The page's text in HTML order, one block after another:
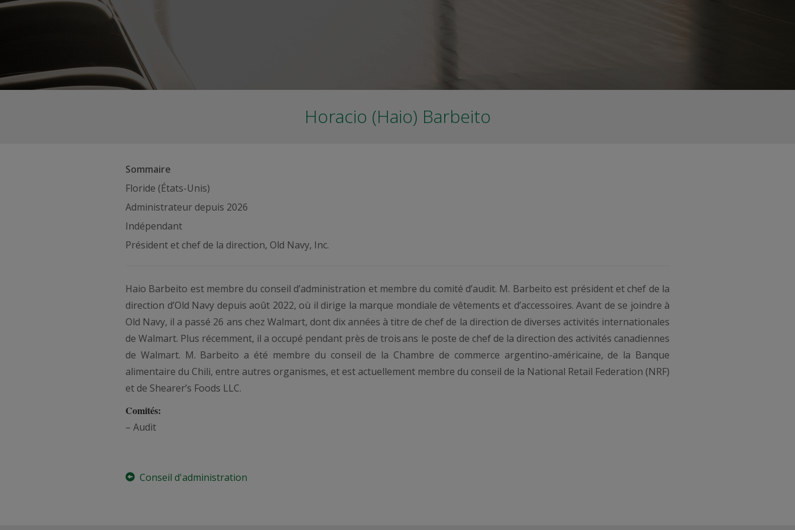
Horacio (Haio) Barbeito
Sommaire
Floride (États-Unis)
Administrateur depuis 2026
Indépendant
Président et chef de la direction, Old Navy, Inc.
Haio Barbeito est membre du conseil d’administration et membre du comité d’audit. M. Barbeito est président et chef de la
direction d’Old Navy depuis août 2022, où il dirige la marque mondiale de vêtements et d’accessoires. Avant de se joindre à
Old Navy, il a passé 26 ans chez Walmart, dont dix années à titre de chef de la direction de diverses activités internationales
de Walmart. Plus récemment, il a occupé pendant près de trois ans le poste de chef de la direction des activités canadiennes
de Walmart. M. Barbeito a été membre du conseil de la Chambre de commerce argentino-américaine, de la Banque
alimentaire du Chili, entre autres organismes, et est actuellement membre du conseil de la National Retail Federation (NRF)
et de Shearer’s Foods LLC.
Comités:
– Audit
Conseil d'administration